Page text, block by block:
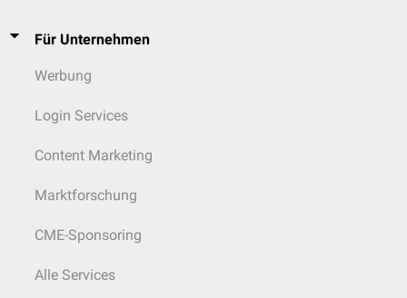
Für Unternehmen
Werbung
Login Services
Content Marketing
Marktforschung
CME-Sponsoring
Alle Services